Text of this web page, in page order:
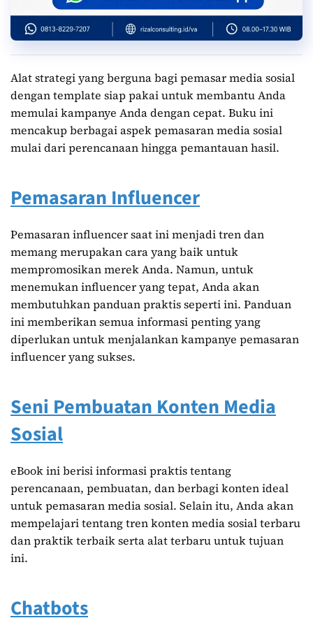
Alat strategi yang berguna bagi pemasar media sosial
dengan template siap pakai untuk membantu Anda
memulai kampanye Anda dengan cepat. Buku ini
mencakup berbagai aspek pemasaran media sosial
mulai dari perencanaan hingga pemantauan hasil.
Pemasaran Influencer
Pemasaran influencer saat ini menjadi tren dan
memang merupakan cara yang baik untuk
mempromosikan merek Anda. Namun, untuk
menemukan influencer yang tepat, Anda akan
membutuhkan panduan praktis seperti ini. Panduan
ini memberikan semua informasi penting yang
diperlukan untuk menjalankan kampanye pemasaran
influencer yang sukses.
Seni Pembuatan Konten Media
Sosial
eBook ini berisi informasi praktis tentang
perencanaan, pembuatan, dan berbagi konten ideal
untuk pemasaran media sosial. Selain itu, Anda akan
mempelajari tentang tren konten media sosial terbaru
dan praktik terbaik serta alat terbaru untuk tujuan
ini.
Chatbots